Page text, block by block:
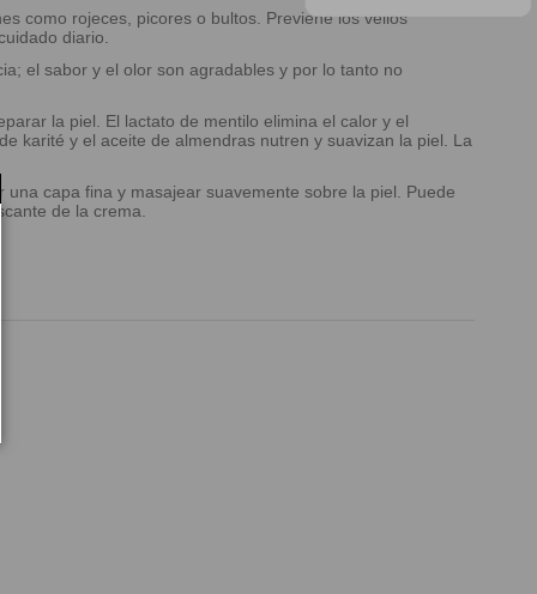
como rojeces, picores o bultos. Previene los vellos
diario.
el sabor y el olor son agradables y por lo tanto no
la piel. El lactato de mentilo elimina el calor y el
karité y el aceite de almendras nutren y suavizan la piel. La
capa fina y masajear suavemente sobre la piel. Puede
de la crema.